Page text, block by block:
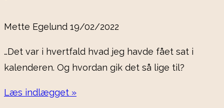
Mette Egelund 19/02/2022
…Det var i hvertfald hvad jeg havde fået sat i
kalenderen. Og hvordan gik det så lige til?
Læs indlægget »